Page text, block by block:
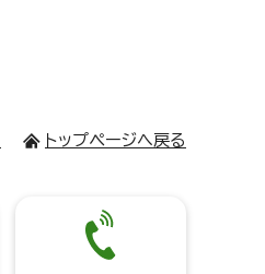
トップページへ戻る